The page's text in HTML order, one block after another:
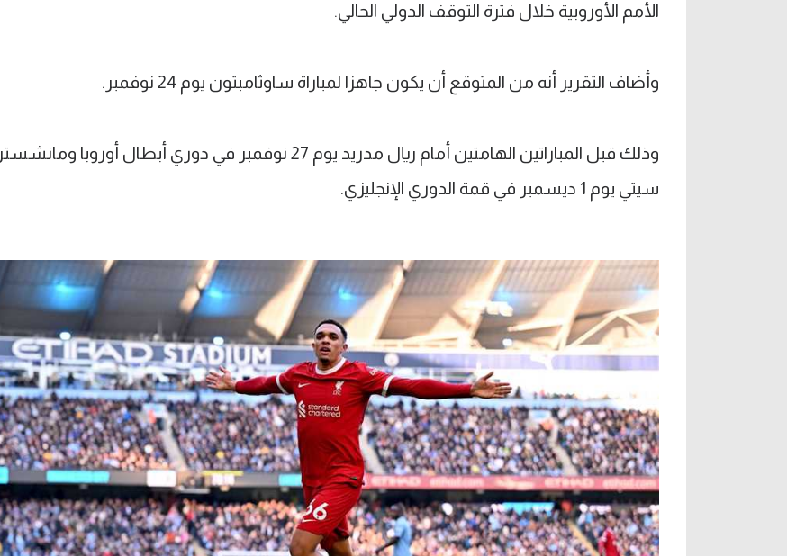
الأمم الأوروبية خلال فترة التوقف الدولي الحالي.
وأضاف التقرير أنه من المتوقع أن يكون جاهزا لمباراة ساوثامبتون يوم 24 نوفمبر.
وذلك قبل المباراتين الهامتين أمام ريال مدريد يوم 27 نوفمبر في دوري أبطال أوروبا ومانشستر
سيتي يوم 1 ديسمبر في قمة الدوري الإنجليزي.